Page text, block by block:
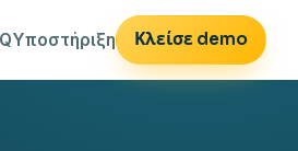
Υποστήριξη Κλείσε demo